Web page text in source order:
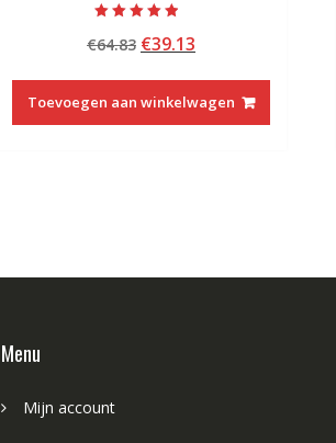
met
4.50
€64.83 Oorspronkelijke
was:
€64.83.
€39.13Huidige
€39.13.
Toevoegen aan winkelwagen
Menu
Mijn account